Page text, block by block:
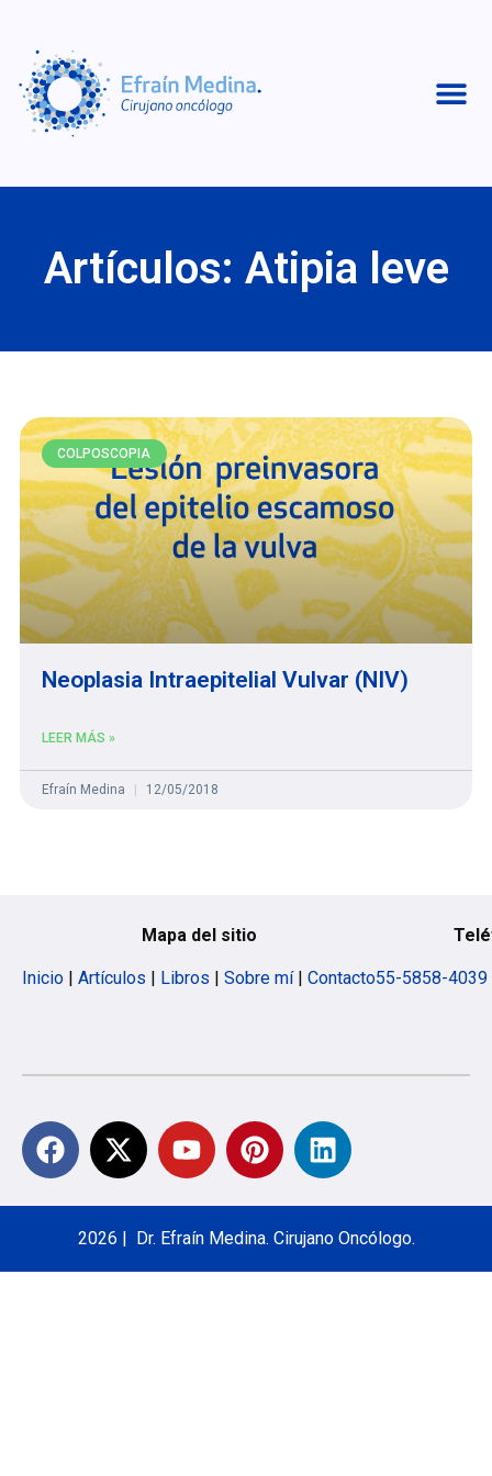
Artículos: Atipia leve
COLPOSCOPIA
Neoplasia Intraepitelial Vulvar (NIV)
LEER MÁS »
Efraín Medina 12/05/2018
Mapa del sitio
Inicio | Artículos | Libros | Sobre mí| Contacto55-5858-4039
2026 | Dr. Efraín Medina. Cirujano Oncólogo.